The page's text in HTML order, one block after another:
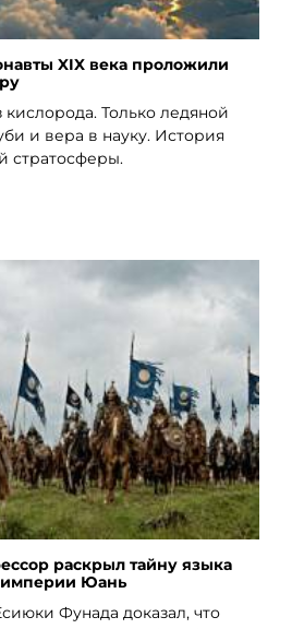
XIX века проложили
Только ледяной
и вера в науку. История
стратосферы.
раскрыл тайну языка
империи Юань
Фунада доказал, что